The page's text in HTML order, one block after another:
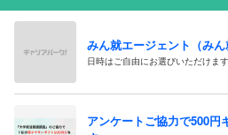
みん就エージェント（みん
日時はご自由にお選びいただけます
アンケートご協力で500円